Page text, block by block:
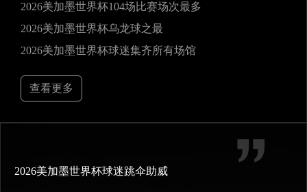
2026美加墨世界杯104场比赛场次最多
2026美加墨世界杯乌龙球之最
2026美加墨世界杯球迷集齐所有场馆
查看更多
2026美加墨世界杯球迷跳伞助威